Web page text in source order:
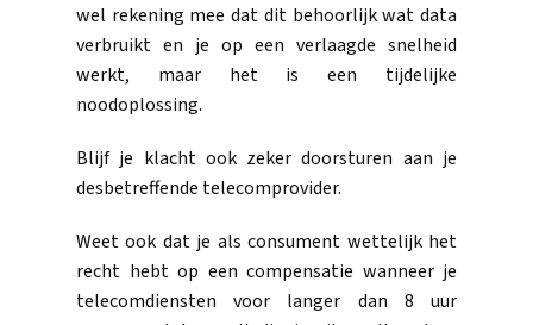
wel rekening mee dat dit behoorlijk wat data
verbruikt en je op een verlaagde snelheid
werkt, maar het is een tijdelijke
noodoplossing.
Blijf je klacht ook zeker doorsturen aan je
desbetreffende telecomprovider.
Weet ook dat je als consument wettelijk het
recht hebt op een compensatie wanneer je
telecomdiensten voor langer dan 8 uur